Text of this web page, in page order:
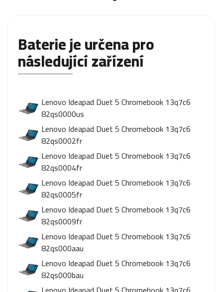
Baterie je určena pro
následující zařízení
Lenovo Ideapad Duet 5 Chromebook 13q7c6
82qs0000us
Lenovo Ideapad Duet 5 Chromebook 13q7c6
82qs0002fr
Lenovo Ideapad Duet 5 Chromebook 13q7c6
82qs0004fr
Lenovo Ideapad Duet 5 Chromebook 13q7c6
82qs0005fr
Lenovo Ideapad Duet 5 Chromebook 13q7c6
82qs0009fr
Lenovo Ideapad Duet 5 Chromebook 13q7c6
82qs000aau
Lenovo Ideapad Duet 5 Chromebook 13q7c6
82qs000bau